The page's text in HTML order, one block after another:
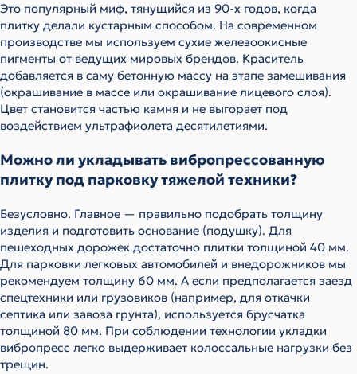
Это популярный миф, тянущийся из 90-х годов, когда
плитку делали кустарным способом. На современном
производстве мы используем сухие железоокисные
пигменты от ведущих мировых брендов. Краситель
добавляется в саму бетонную массу на этапе замешивания
(окрашивание в массе или окрашивание лицевого слоя).
Цвет становится частью камня и не выгорает под
воздействием ультрафиолета десятилетиями.
Можно ли укладывать вибропрессованную
плитку под парковку тяжелой техники?
Безусловно. Главное — правильно подобрать толщину
изделия и подготовить основание (подушку). Для
пешеходных дорожек достаточно плитки толщиной 40 мм.
Для парковки легковых автомобилей и внедорожников мы
рекомендуем толщину 60 мм. А если предполагается заезд
спецтехники или грузовиков (например, для откачки
септика или завоза грунта), используется брусчатка
толщиной 80 мм. При соблюдении технологии укладки
вибропресс легко выдерживает колоссальные нагрузки без
трещин.